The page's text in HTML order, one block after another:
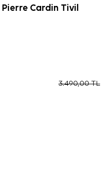
Cardin Tivil
3.490,00TL